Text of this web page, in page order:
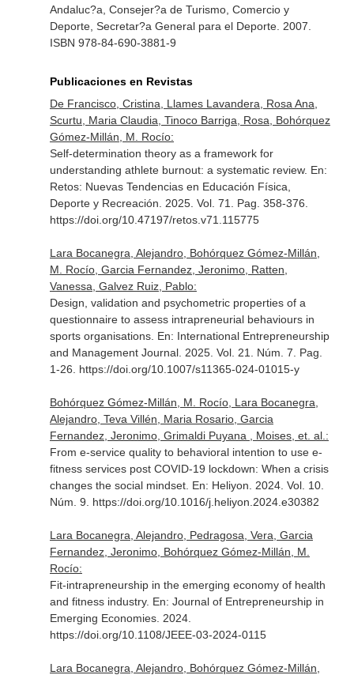
Andaluc?a, Consejer?a de Turismo, Comercio y
Deporte, Secretar?a General para el Deporte. 2007.
ISBN 978-84-690-3881-9
Publicaciones en Revistas
De Francisco, Cristina, Llames Lavandera, Rosa Ana,
Scurtu, Maria Claudia, Tinoco Barriga, Rosa, Bohórquez
Gómez-Millán, M. Rocío:
Self-determination theory as a framework for
understanding athlete burnout: a systematic review. En:
Retos: Nuevas Tendencias en Educación Física,
Deporte y Recreación . 2025. Vol. 71. Pag. 358-376.
https://doi.org/10.47197/retos.v71.115775
Lara Bocanegra, Alejandro, Bohórquez Gómez-Millán,
M. Rocío, Garcia Fernandez, Jeronimo, Ratten,
Vanessa, Galvez Ruiz, Pablo:
Design, validation and psychometric properties of a
questionnaire to assess intrapreneurial behaviours in
sports organisations. En: International Entrepreneurship
and Management Journal. 2025. Vol. 21. Núm. 7. Pag.
1-26. https://doi.org/10.1007/s11365-024-01015-y
Bohórquez Gómez-Millán, M. Rocío, Lara Bocanegra,
Alejandro, Teva Villén, Maria Rosario, Garcia
Fernandez, Jeronimo, Grimaldi Puyana , Moises, et. al.:
From e-service quality to behavioral intention to use e-
fitness services post COVID-19 lockdown: When a crisis
changes the social mindset. En: Heliyon . 2024. Vol. 10.
Núm. 9. https://doi.org/10.1016/j.heliyon.2024.e30382
Lara Bocanegra, Alejandro, Pedragosa, Vera, Garcia
Fernandez, Jeronimo, Bohórquez Gómez-Millán, M.
Rocío:
Fit-intrapreneurship in the emerging economy of health
and fitness industry. En: Journal of Entrepreneurship in
Emerging Economies. 2024.
https://doi.org/10.1108/JEEE-03-2024-0115
Lara Bocanegra, Alejandro, Bohórquez Gómez-Millán,